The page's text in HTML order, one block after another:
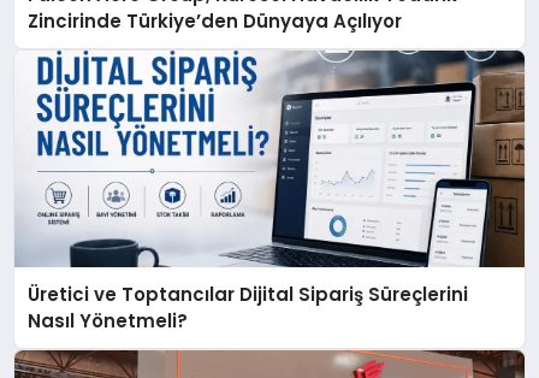
Zincirinde Türkiye’den Dünyaya Açılıyor
Üretici ve Toptancılar Dijital Sipariş Süreçlerini
Nasıl Yönetmeli?